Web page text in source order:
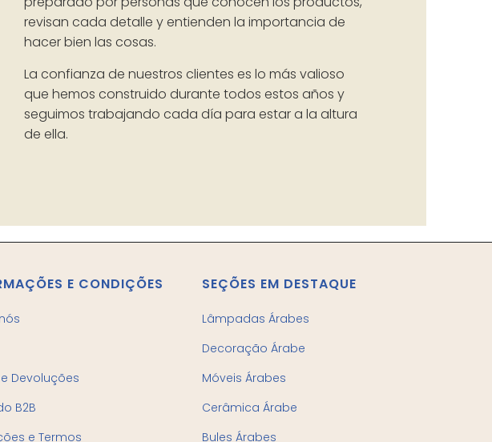
revisan cada detalle y entienden la importancia de
hacer bien las cosas.
La confianza de nuestros clientes es lo más valioso
que hemos construido durante todos estos años y
seguimos trabajando cada día para estar a la altura
de ella.
E CONDIÇÕES
Devoluções
B2B
e Termos
SEÇÕES EM DESTAQUE
Lâmpadas Árabes
Decoração Árabe
Móveis Árabes
Cerâmica Árabe
Bules Árabes